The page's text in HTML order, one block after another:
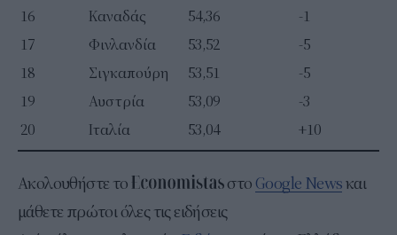
16 Καναδάς 54,36
-1
17
Φινλανδία 53,52
-5
18
Σιγκαπούρη 53,51
-5
19
Αυστρία 53,09
-3
20
Ιταλία 53,04 +10
Ακολουθήστε το στο Google Newsκαι
μάθετε πρώτοι όλες τις ειδήσεις